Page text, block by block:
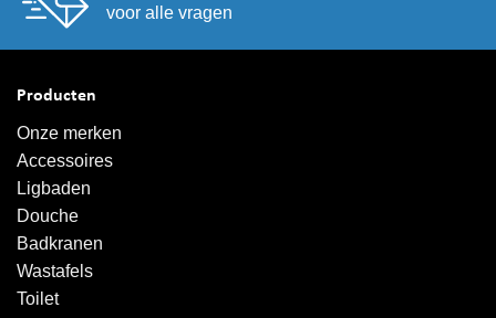
voor alle vragen
Producten
Onze merken
Accessoires
Ligbaden
Douche
Badkranen
Wastafels
Toilet